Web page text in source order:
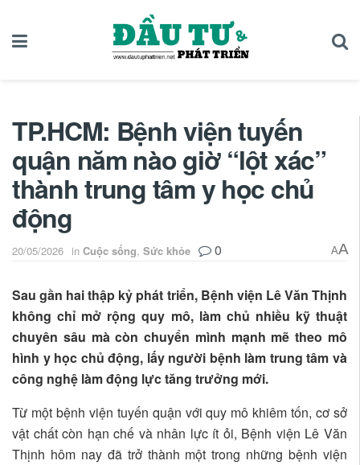
TP.HCM: Bệnh viện tuyến
quận năm nào giờ “lột xác”
thành trung tâm y học chủ
động
20/05/2026 in Cuộc sống, Sức khỏe 0 AA
Sau gần hai thập kỷ phát triển, Bệnh viện Lê Văn Thịnh
không chỉ mở rộng quy mô, làm chủ nhiều kỹ thuật
chuyên sâu mà còn chuyển mình mạnh mẽ theo mô
hình y học chủ động, lấy người bệnh làm trung tâm và
công nghệ làm động lực tăng trưởng mới.
Từ một bệnh viện tuyến quận với quy mô khiêm tốn, cơ sở
vật chất còn hạn chế và nhân lực ít ỏi, Bệnh viện Lê Văn
Thịnh hôm nay đã trở thành một trong những bệnh viện